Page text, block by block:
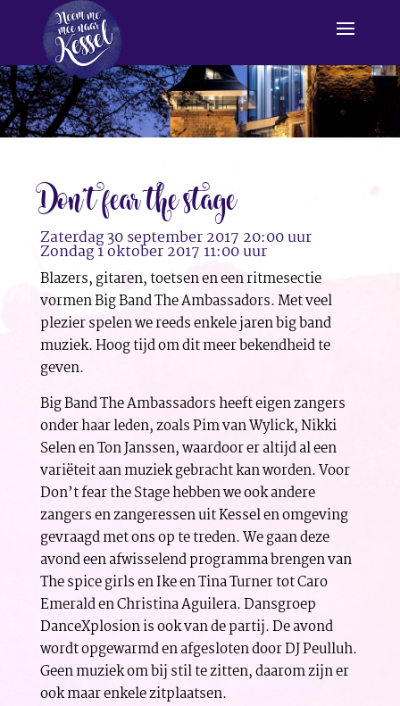
Don’t fear the stage
Zaterdag 30 september 2017 20:00 uur
Zondag 1 oktober 2017 11:00 uur
Blazers, gitaren, toetsen en een ritmesectie
vormen Big Band The Ambassadors. Met veel
plezier spelen we reeds enkele jaren big band
muziek. Hoog tijd om dit meer bekendheid te
geven.
Big Band The Ambassadors heeft eigen zangers
onder haar leden, zoals Pim van Wylick, Nikki
Selen en Ton Janssen, waardoor er altijd al een
variëteit aan muziek gebracht kan worden. Voor
Don’t fear the Stage hebben we ook andere
zangers en zangeressen uit Kessel en omgeving
gevraagd met ons op te treden. We gaan deze
avond een afwisselend programma brengen van
The spice girls en Ike en Tina Turner tot Caro
Emerald en Christina Aguilera. Dansgroep
DanceXplosion is ook van de partij. De avond
wordt opgewarmd en afgesloten door DJ Peulluh.
Geen muziek om bij stil te zitten, daarom zijn er
ook maar enkele zitplaatsen.